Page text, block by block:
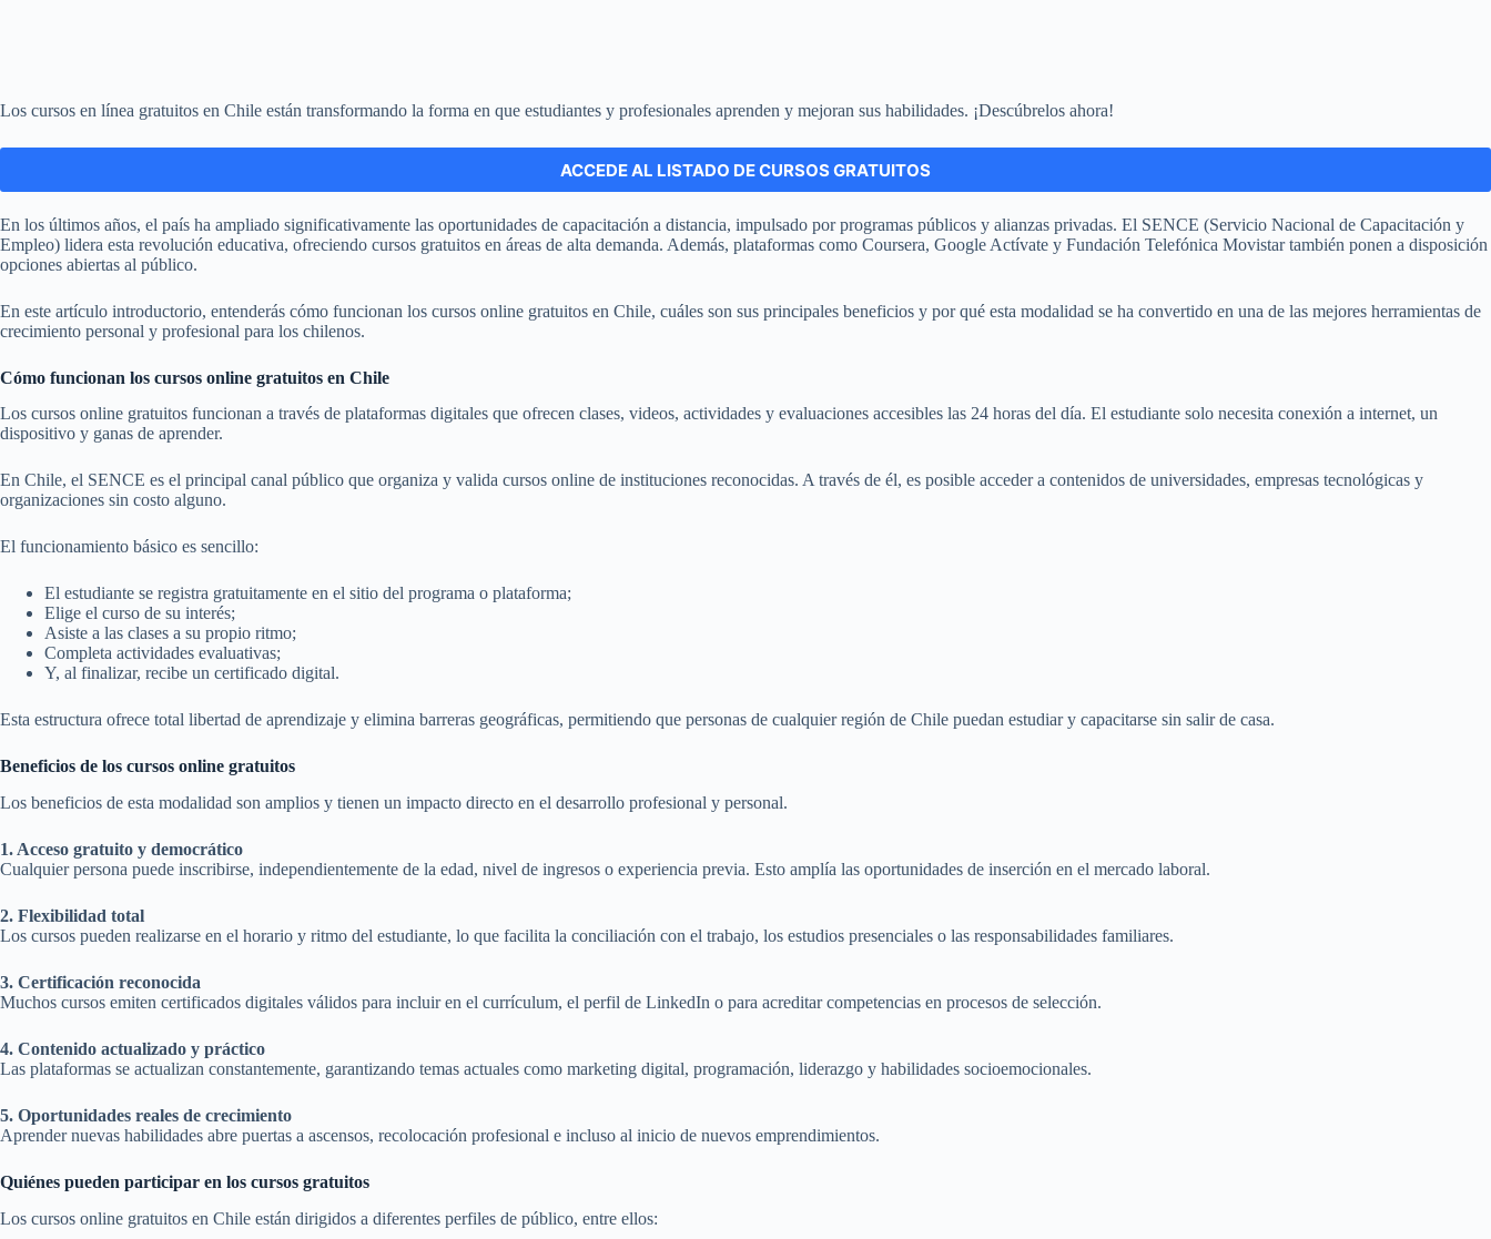
Los cursos en línea gratuitos en Chile están transformando la forma en que estudiantes y profesionales aprenden y mejoran sus habilidades. ¡Descúbrelos ahora!
ACCEDE AL LISTADO DE CURSOS GRATUITOS
En los últimos años, el país ha ampliado significativamente las oportunidades de capacitación a distancia, impulsado por programas públicos y alianzas privadas. El SENCE (Servicio Nacional de Capacitación y
Empleo) lidera esta revolución educativa, ofreciendo cursos gratuitos en áreas de alta demanda. Además, plataformas como Coursera, Google Actívate y Fundación Telefónica Movistar también ponen a disposición
opciones abiertas al público.
En este artículo introductorio, entenderás cómo funcionan los cursos online gratuitos en Chile, cuáles son sus principales beneficios y por qué esta modalidad se ha convertido en una de las mejores herramientas de
crecimiento personal y profesional para los chilenos.
Cómo funcionan los cursos online gratuitos en Chile
Los cursos online gratuitos funcionan a través de plataformas digitales que ofrecen clases, videos, actividades y evaluaciones accesibles las 24 horas del día. El estudiante solo necesita conexión a internet, un
dispositivo y ganas de aprender.
En Chile, el SENCE es el principal canal público que organiza y valida cursos online de instituciones reconocidas. A través de él, es posible acceder a contenidos de universidades, empresas tecnológicas y
organizaciones sin costo alguno.
El funcionamiento básico es sencillo:
El estudiante se registra gratuitamente en el sitio del programa o plataforma;
Elige el curso de su interés;
Asiste a las clases a su propio ritmo;
Completa actividades evaluativas;
Y, al finalizar, recibe un certificado digital.
Esta estructura ofrece total libertad de aprendizaje y elimina barreras geográficas, permitiendo que personas de cualquier región de Chile puedan estudiar y capacitarse sin salir de casa.
Beneficios de los cursos online gratuitos
Los beneficios de esta modalidad son amplios y tienen un impacto directo en el desarrollo profesional y personal.
1. Acceso gratuito y democrático
Cualquier persona puede inscribirse, independientemente de la edad, nivel de ingresos o experiencia previa. Esto amplía las oportunidades de inserción en el mercado laboral.
2. Flexibilidad total
Los cursos pueden realizarse en el horario y ritmo del estudiante, lo que facilita la conciliación con el trabajo, los estudios presenciales o las responsabilidades familiares.
3. Certificación reconocida
Muchos cursos emiten certificados digitales válidos para incluir en el currículum, el perfil de LinkedIn o para acreditar competencias en procesos de selección.
4. Contenido actualizado y práctico
Las plataformas se actualizan constantemente, garantizando temas actuales como marketing digital, programación, liderazgo y habilidades socioemocionales.
5. Oportunidades reales de crecimiento
Aprender nuevas habilidades abre puertas a ascensos, recolocación profesional e incluso al inicio de nuevos emprendimientos.
Quiénes pueden participar en los cursos gratuitos
Los cursos online gratuitos en Chile están dirigidos a diferentes perfiles de público, entre ellos: